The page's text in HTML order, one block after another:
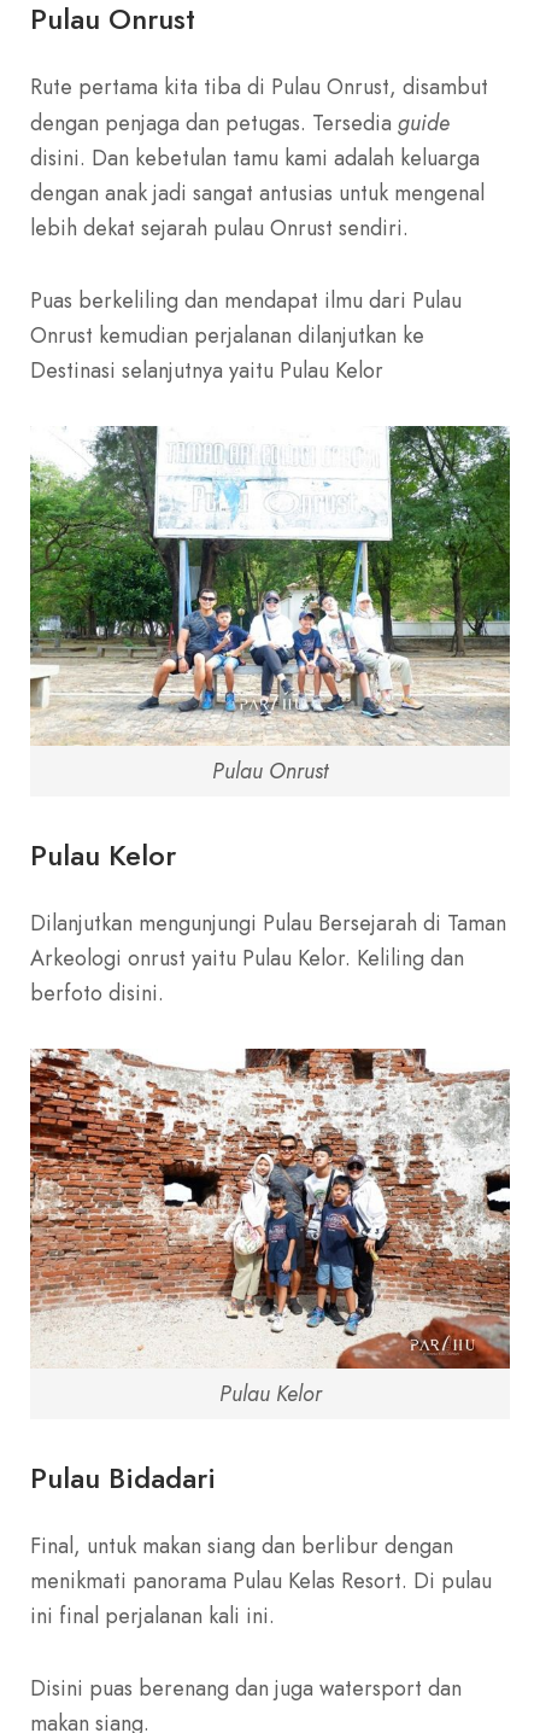
Pulau Onrust
Rute pertama kita tiba di Pulau Onrust, disambut
dengan penjaga dan petugas. Tersedia guide
disini. Dan kebetulan tamu kami adalah keluarga
dengan anak jadi sangat antusias untuk mengenal
lebih dekat sejarah pulau Onrust sendiri.
Puas berkeliling dan mendapat ilmu dari Pulau
Onrust kemudian perjalanan dilanjutkan ke
Destinasi selanjutnya yaitu Pulau Kelor
Pulau Onrust
Pulau Kelor
Dilanjutkan mengunjungi Pulau Bersejarah di Taman
Arkeologi onrust yaitu Pulau Kelor. Keliling dan
berfoto disini.
Pulau Kelor
Pulau Bidadari
Final, untuk makan siang dan berlibur dengan
menikmati panorama Pulau Kelas Resort. Di pulau
ini final perjalanan kali ini.
Disini puas berenang dan juga watersport dan
makan siang.